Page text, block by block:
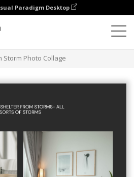
Paradigm Desktop
Storm Photo Collage